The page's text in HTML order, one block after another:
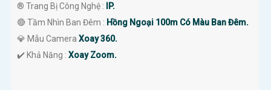
®️ Trang Bị Công Nghệ :
IP.
🔴 Tầm Nhìn Ban Đêm : Hồng Ngoại 100m Có Màu Ban Đêm.
💎 Mẫu Camera Xoay 360.
️✔️ Khả Năng : Xoay Zoom.